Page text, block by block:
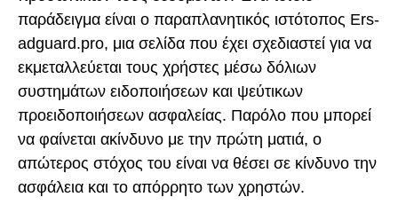
παράδειγμα είναι ο παραπλανητικός ιστότοπος Ers-
adguard.pro, μια σελίδα που έχει σχεδιαστεί για να
εκμεταλλεύεται τους χρήστες μέσω δόλιων
συστημάτων ειδοποιήσεων και ψεύτικων
προειδοποιήσεων ασφαλείας. Παρόλο που μπορεί
να φαίνεται ακίνδυνο με την πρώτη ματιά, ο
απώτερος στόχος του είναι να θέσει σε κίνδυνο την
ασφάλεια και το απόρρητο των χρηστών.